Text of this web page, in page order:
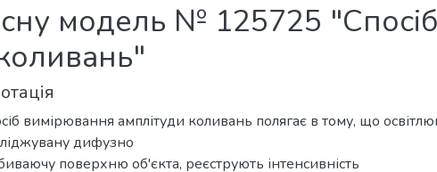
модель № 125725 "Спосіб
вимірювання амплітуди коливань полягає в тому, що
дифузно
поверхню об'єкта, реєструють інтенсивність